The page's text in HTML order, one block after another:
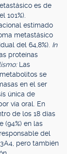
es de
101%).
estimado
metastásico
del 64,8%). In
proteínas
Las
se
en el ser
única de
vía oral. En
de los 18 días
(94%) en las
del
pero también